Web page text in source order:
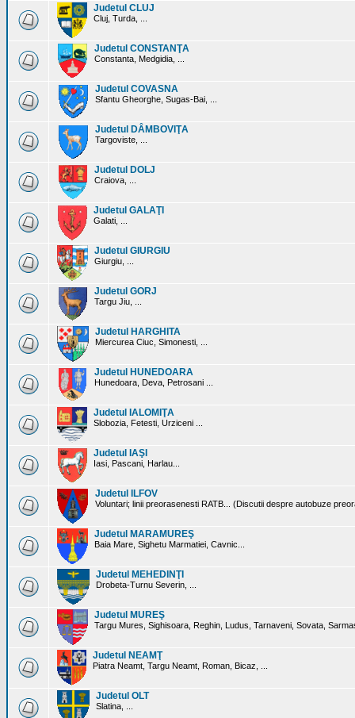
Judetul CLUJ
Cluj, Turda, ...
Judetul CONSTANŢA
Constanta, Medgidia, ...
Judetul COVASNA
Sfantu Gheorghe, Sugas-Bai, ...
Judetul DÂMBOVIŢA
Targoviste, ...
Judetul DOLJ
Craiova, ...
Judetul GALAŢI
Galati, ...
Judetul GIURGIU
Giurgiu, ...
Judetul GORJ
Targu Jiu, ...
Judetul HARGHITA
Miercurea Ciuc, Simonesti, ...
Judetul HUNEDOARA
Hunedoara, Deva, Petrosani ...
Judetul IALOMIŢA
Slobozia, Fetesti, Urziceni ...
Judetul IAŞI
Iasi, Pascani, Harlau...
Judetul ILFOV
Voluntari; linii preorasenesti RATB... (Discutii despre autobuze
Judetul MARAMUREŞ
Baia Mare, Sighetu Marmatiei, Cavnic...
Judetul MEHEDINŢI
Drobeta-Turnu Severin, ...
Judetul MUREŞ
Targu Mures, Sighisoara, Reghin, Ludus, Tarnaveni, Sovata,
Judetul NEAMŢ
Piatra Neamt, Targu Neamt, Roman, Bicaz, ...
Judetul OLT
Slatina, ...